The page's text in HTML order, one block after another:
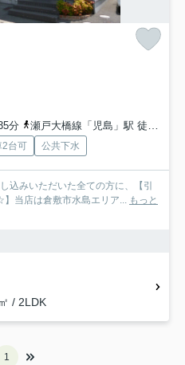
分
瀬戸大橋線「児島」駅 徒歩38分
2台可 公共下水
込みいただいた全ての方に、【引
当店は倉敷市水島エリア...
もっと
/ 2LDK
1